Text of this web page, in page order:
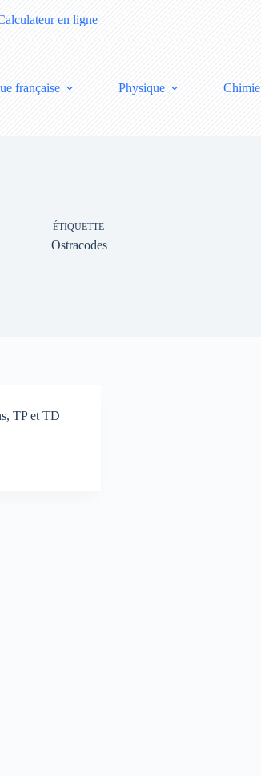
en ligne
française Physique Chimie
ÉTIQUETTE
Ostracodes
TP et TD